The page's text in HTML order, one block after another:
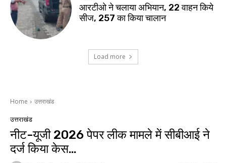
आरटीओ ने चलाया अभियान, 22 वाहन किये
सीज, 257 का किया चालान
Load more